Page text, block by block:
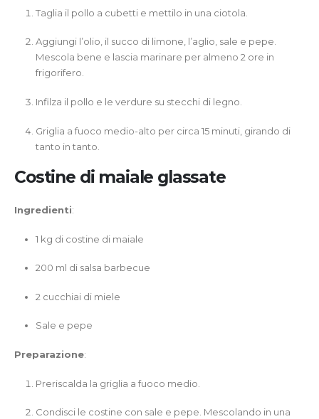
Taglia il pollo a cubetti e mettilo in una ciotola.
Aggiungi l’olio, il succo di limone, l’aglio, sale e pepe.
Mescola bene e lascia marinare per almeno 2 ore in
frigorifero.
Infilza il pollo e le verdure su stecchi di legno.
Griglia a fuoco medio-alto per circa 15 minuti, girando di
tanto in tanto.
Costine di maiale glassate
Ingredienti:
1 kg di costine di maiale
200 ml di salsa barbecue
2 cucchiai di miele
Sale e pepe
Preparazione:
Preriscalda la griglia a fuoco medio.
Condisci le costine con sale e pepe. Mescolando in una